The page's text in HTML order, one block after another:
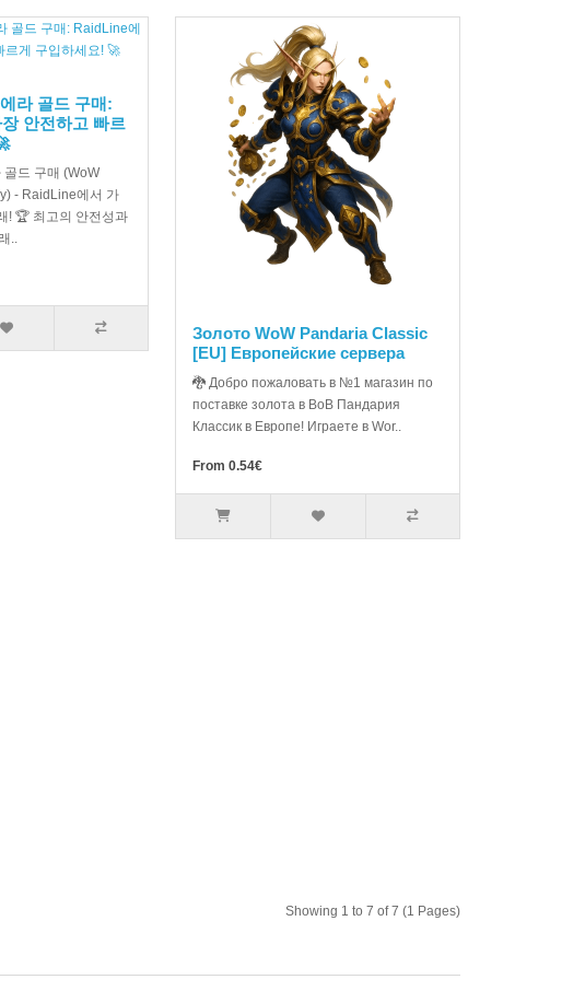
라 골드 구매:
안전하고 빠르
골드 구매 (WoW
- RaidLine에서 가
! 🏆 최고의 안전성과
..
Золото WoW Pandaria Classic
[EU] Европейские сервера
🐉 Добро пожаловать в №1 магазин по
поставке золота в ВоВ Пандария
Классик в Европе! Играете в Wor..
From 0.54€
Showing 1 to 7 of 7 (1 Pages)